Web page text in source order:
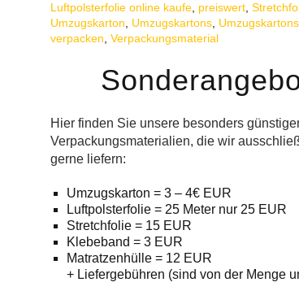
Luftpolsterfolie online kaufe preiswert
Umzugskarton
Umzugskartons
verpacken Verpackungsmaterial
Hier finden Sie unsere besonders
Verpackungsmaterialien, die wir
gerne liefern:
Umzugskarton = 3 – 4€ EUR
Luftpolsterfolie = 25 Meter nur 25 EUR
Stretchfolie = 15 EUR
Klebeband = 3 EUR
Matratzenhülle = 12 EUR
+ Liefergebühren (sind von der Menge